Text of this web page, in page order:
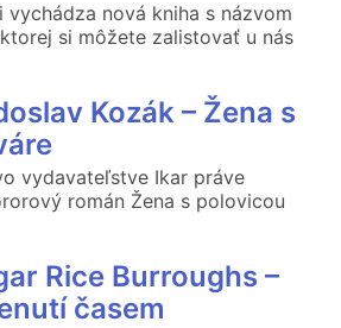
nová kniha s názvom
si môžete zalistovať u nás
Kozák – Žena s
vydavateľstve Ikar práve
román Žena s polovicou
Rice Burroughs –
časem